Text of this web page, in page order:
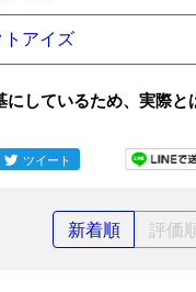
トアイズ
にしているため、実際と
ツイート
新着順 評価